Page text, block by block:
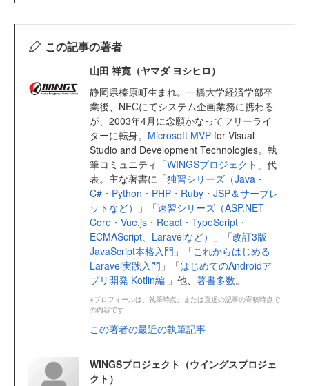
この記事の著者
山田 祥寛（ヤマダ ヨシヒロ）
静岡県榛原町生まれ。一橋大学経済学部卒
業後、NECにてシステム企画業務に携わる
が、2003年4月に念願かなってフリーライ
ターに転身。 Microsoft MVP for Visual
Studio and Development Technologies。執
筆コミュニティ「WINGSプロジェクト 」代
表。主な著書に「独習シリーズ（Java・
C#・Python・PHP・Ruby・JSP＆サーブレ
ットなど）
」「速習シリーズ（ASP.NET
Core・Vue.js・React・TypeScript・
ECMAScript、Laravelなど）
」「改訂3版
JavaScript本格入門 」「これからはじめる
Laravel実践入門 」「はじめてのAndroidア
プリ開発 Kotlin編 」他、 著書多数。
※プロフィールは、執筆時点、または直近の記事の寄稿時点で
の内容です
この著者の最近の執筆記事
WINGSプロジェクト（ウイングスプロジェ
クト）